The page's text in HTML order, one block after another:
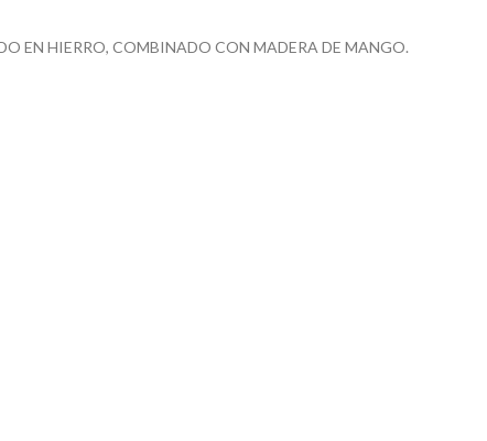
EN HIERRO, COMBINADO CON MADERA DE MANGO.